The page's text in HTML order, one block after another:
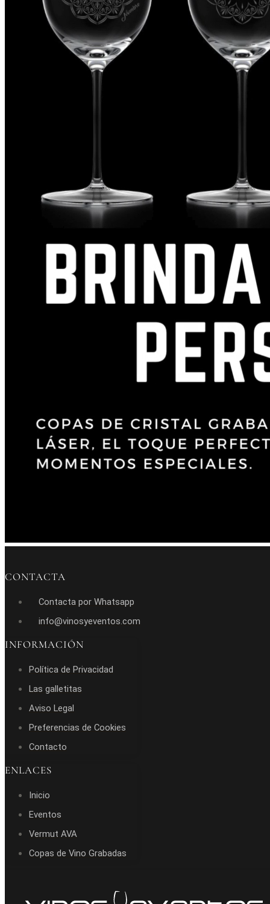
CONTACTA
Contacta por Whatsapp
info@vinosyeventos.com
INFORMACIÓN
Política de Privacidad
Las galletitas
Aviso Legal
Preferencias de Cookies
Contacto
ENLACES
Inicio
Eventos
Vermut AVA
Copas de Vino Grabadas